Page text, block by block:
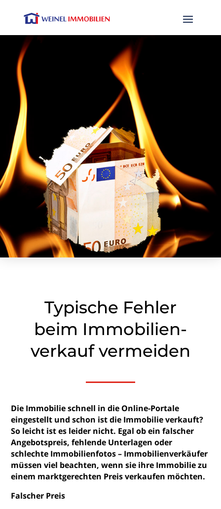
Typische Fehler
beim Immobilien­
verkauf vermeiden
Die Immobilie schnell in die Online-Portale
eingestellt und schon ist die Immobilie verkauft?
So leicht ist es leider nicht. Egal ob ein falscher
Angebotspreis, fehlende Unterlagen oder
schlechte Immobilienfotos – Immobilienverkäufer
müssen viel beachten, wenn sie ihre Immobilie zu
einem marktgerechten Preis verkaufen möchten.
Falscher Preis